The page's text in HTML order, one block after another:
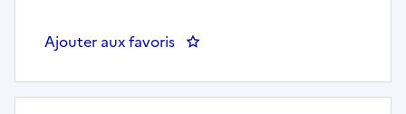
Ajouter aux favoris : Gestionnaire de la scolarité